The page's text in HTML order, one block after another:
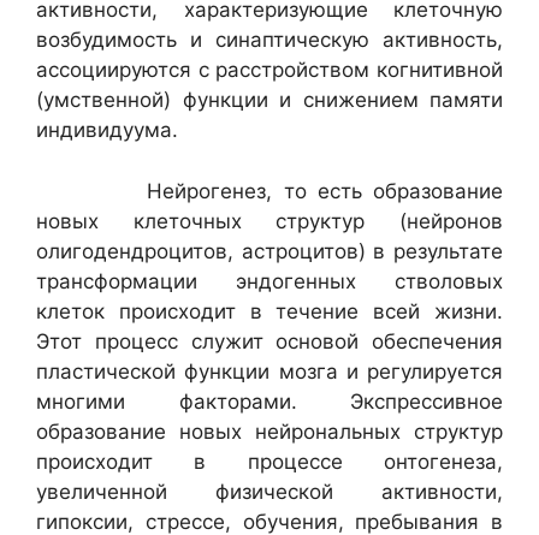
активности, характеризующие клеточную
возбудимость и синаптическую активность,
ассоциируются с расстройством когнитивной
(умственной) функции и снижением памяти
индивидуума.
Нейрогенез, то есть образование
новых клеточных структур (нейронов
олигодендроцитов, астроцитов) в результате
трансформации эндогенных стволовых
клеток происходит в течение всей жизни.
Этот процесс служит основой обеспечения
пластической функции мозга и регулируется
многими факторами. Экспрессивное
образование новых нейрональных структур
происходит в процессе онтогенеза,
увеличенной физической активности,
гипоксии, стрессе, обучения, пребывания в